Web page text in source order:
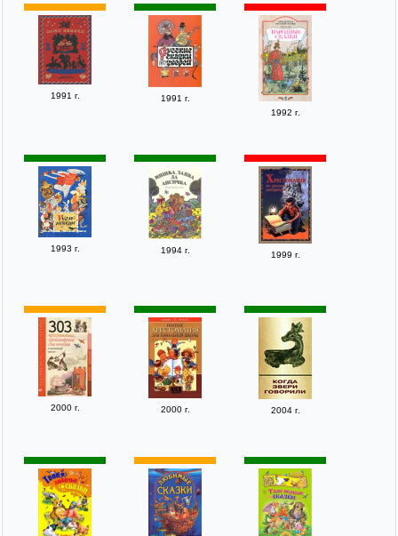
1991 г.
1991 г.
1992 г.
1993 г. 1994 г. 1999 г.
2000 г. 2000 г. 2004 г.